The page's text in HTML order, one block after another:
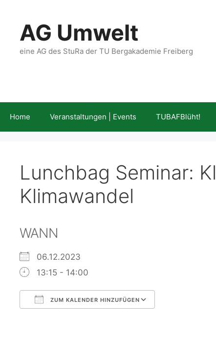
springenAG Umwelt
eine AG des StuRa der TU Bergakademie Freiberg
Home Veranstaltungen | Events TUBAFBlüht!
Lunchbag Seminar:
Klimawandel
WANN
06.12.2023
13:15 - 14:00
ZUM KALENDER HINZUFÜGEN